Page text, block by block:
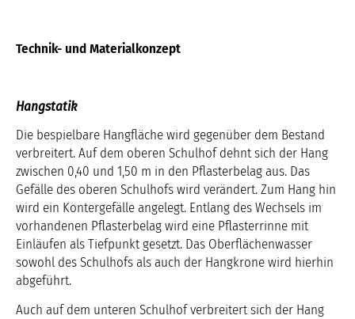
Technik- und Materialkonzept
Hangstatik
Die bespielbare Hangfläche wird gegenüber dem Bestand
verbreitert. Auf dem oberen Schulhof dehnt sich der Hang
zwischen 0,40 und 1,50 m in den Pflasterbelag aus. Das
Gefälle des oberen Schulhofs wird verändert. Zum Hang hin
wird ein Kontergefälle angelegt. Entlang des Wechsels im
vorhandenen Pflasterbelag wird eine Pflasterrinne mit
Einläufen als Tiefpunkt gesetzt. Das Oberflächenwasser
sowohl des Schulhofs als auch der Hangkrone wird hierhin
abgeführt.
Auch auf dem unteren Schulhof verbreitert sich der Hang